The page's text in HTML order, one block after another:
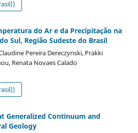
do Ar e da Precipitação na
Sul, Região Sudeste do Brasil
Pereira Dereczynski, Prakki
Renata Novaes Calado
Generalized Continuum and
Geology